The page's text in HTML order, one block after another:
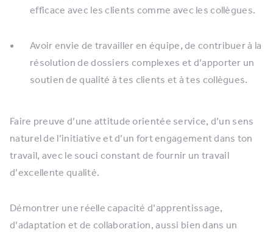
efficace avec les clients comme avec les collègues.
Avoir envie de travailler en équipe, de contribuer à la
résolution de dossiers complexes et d’apporter un
soutien de qualité à tes clients et à tes collègues.
Faire preuve d’une attitude orientée service, d’un sens
naturel de l’initiative et d’un fort engagement dans ton
travail, avec le souci constant de fournir un travail
d’excellente qualité.
Démontrer une réelle capacité d’apprentissage,
d’adaptation et de collaboration, aussi bien dans un